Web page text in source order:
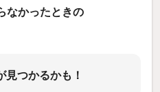
なかったときの
見つかるかも！